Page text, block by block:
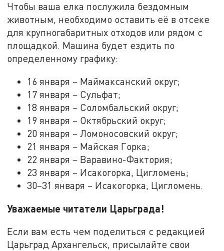
Чтобы ваша елка послужила бездомным
животным, необходимо оставить её в отсеке
для крупногабаритных отходов или рядом с
площадкой. Машина будет ездить по
определенному графику:
16 января – Маймаксанский округ;
17 января – Сульфат;
18 января – Соломбальский округ;
19 января – Октябрьский округ;
20 января – Ломоносовский округ;
21 января – Майская Горка;
22 января – Варавино-Фактория;
23 января – Исакогорка, Цигломень;
30–31 января – Исакогорка, Цигломень.
Уважаемые читатели Царьграда!
Если вам есть чем поделиться с редакцией
Царьград Архангельск, присылайте свои